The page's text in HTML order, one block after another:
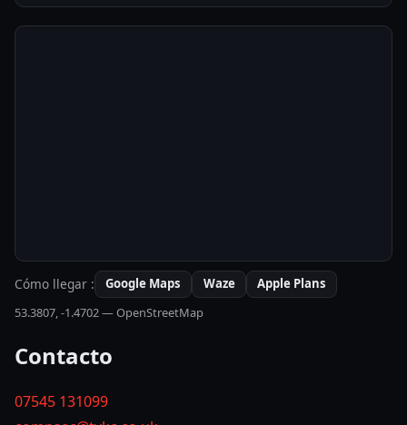
Cómo llegar : Google Maps Waze
Apple Plans
53.3807 -1.4702— OpenStreetMap
Contacto
07545 131099